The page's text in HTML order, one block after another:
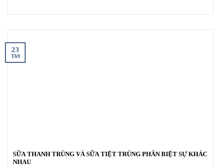
SỮA THANH TRÙNG VÀ SỮA TIỆT TRÙNG PHÂN BIỆT SỰ KHÁC
NHAU
23
Th9